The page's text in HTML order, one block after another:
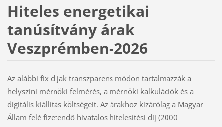
Hiteles energetikai
tanúsítvány árak
Veszprémben-2026
Az alábbi fix díjak transzparens módon tartalmazzák a
helyszíni mérnöki felmérés, a mérnöki kalkulációk és a
digitális kiállítás költségeit. Az árakhoz kizárólag a Magyar
Állam felé fizetendő hivatalos hitelesítési díj (2000